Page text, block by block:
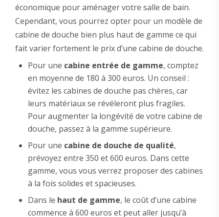
économique pour aménager votre salle de bain.
Cependant, vous pourrez opter pour un modèle de
cabine de douche bien plus haut de gamme ce qui
fait varier fortement le prix d’une cabine de douche.
Pour une cabine entrée de gamme, comptez
en moyenne de 180 à 300 euros. Un conseil :
évitez les cabines de douche pas chères, car
leurs matériaux se révéleront plus fragiles.
Pour augmenter la longévité de votre cabine de
douche, passez à la gamme supérieure.
Pour une cabine de douche de qualité,
prévoyez entre 350 et 600 euros. Dans cette
gamme, vous vous verrez proposer des cabines
à la fois solides et spacieuses.
Dans le haut de gamme, le coût d’une cabine
commence à 600 euros et peut aller jusqu’à